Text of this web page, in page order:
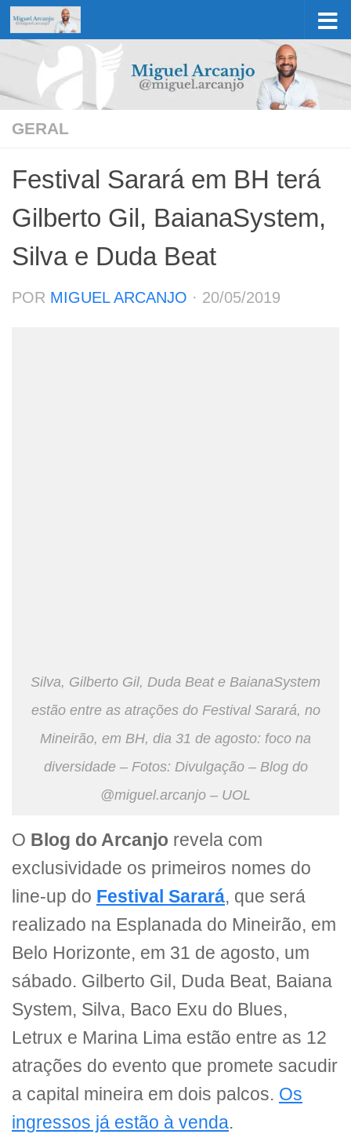
Skip to content
GERAL
Festival Sarará em BH terá
Gilberto Gil, BaianaSystem,
Silva e Duda Beat
POR MIGUEL ARCANJO · 20/05/2019
Silva, Gilberto Gil, Duda Beat e BaianaSystem
estão entre as atrações do Festival Sarará, no
Mineirão, em BH, dia 31 de agosto: foco na
diversidade – Fotos: Divulgação – Blog do
@miguel.arcanjo – UOL
O Blog do Arcanjo revela com
exclusividade os primeiros nomes do
line-up do Festival Sarará, que será
realizado na Esplanada do Mineirão, em
Belo Horizonte, em 31 de agosto, um
sábado. Gilberto Gil, Duda Beat, Baiana
System, Silva, Baco Exu do Blues,
Letrux e Marina Lima estão entre as 12
atrações do evento que promete sacudir
a capital mineira em dois palcos. Os
ingressos já estão à venda.